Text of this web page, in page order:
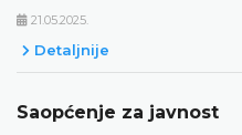
21.05.2025.
Detaljnije
Saopćenje za javnost